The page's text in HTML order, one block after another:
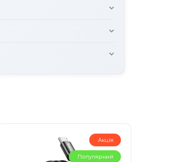
Акція
Популярний